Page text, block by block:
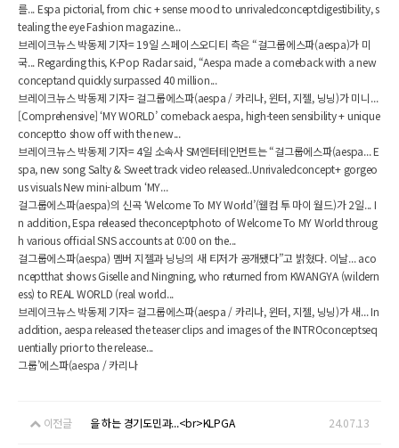
를... Espa pictorial, from chic + sense mood to unrivaledconceptdigestibility, s
tealing the eye Fashion magazine...
브레이크뉴스 박동제 기자= 19일 스페이스오디티 측은 “걸그룹에스파(aespa)가 미
국... Regarding this, K-Pop Radar said, “Aespa made a comeback with a new
conceptand quickly surpassed 40 million...
브레이크뉴스 박동제 기자= 걸그룹에스파(aespa / 카리나, 윈터, 지젤, 닝닝)가 미니...
[Comprehensive] ‘MY WORLD’ comeback aespa, high-teen sensibility + unique
conceptto show off with the new...
브레이크뉴스 박동제 기자= 4일 소속사 SM엔터테인먼트는 “걸그룹에스파(aespa... E
spa, new song Salty & Sweet track video released..Unrivaledconcept+ gorgeo
us visuals New mini-album ‘MY...
걸그룹에스파(aespa)의 신곡 ‘Welcome To MY World’(웰컴 투 마이 월드)가 2일... I
n addition, Espa released theconceptphoto of Welcome To MY World throug
h various official SNS accounts at 0:00 on the...
걸그룹에스파(aespa) 멤버 지젤과 닝닝의 새 티저가 공개됐다”고 밝혔다. 이날... aco
nceptthat shows Giselle and Ningning, who returned from KWANGYA (wildern
ess) to REAL WORLD (real world...
브레이크뉴스 박동제 기자= 걸그룹에스파(aespa / 카리나, 윈터, 지젤, 닝닝)가 새... In
addition, aespa released the teaser clips and images of the INTROconceptseq
uentially prior to the release...
그룹’에스파(aespa / 카리나
이전글 을 하는 경기도민과...<br>KLPGA 24.07.13